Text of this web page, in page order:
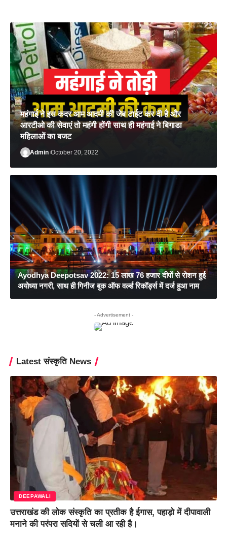
Admin October 22, 2022
महंगाई ने इस कदर आम आदमी की जेब टाईट कर दी है और
आरटीओ की सेवाएं तो महंगी होंगी साथ ही महंगाई ने बिगाडा
महिलाओं का बजट
Admin October 20, 2022
Ayodhya Deepotsav 2022: 15 लाख 76 हजार दीपों से रोशन हुई
अयोध्या नगरी, साथ ही गिनीज बुक ऑफ वर्ल्ड रिकॉर्ड्स में दर्ज हुआ नाम
- Advertisement -
Latest संस्कृति News
DEEPAWALI
उत्तराखंड की लोक संस्कृति का प्रतीक है ईगास, पहाड़ो में दीपावाली
मनाने की परंपरा सदियों से चली आ रही है।